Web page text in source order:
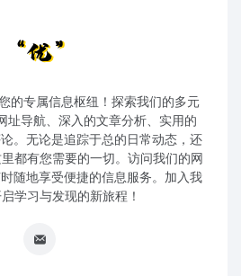
的专属信息枢纽！探索我们的多元
址导航、深入的文章分析、实用的
。无论是追踪于总的日常动态，还
都有您需要的一切。访问我们的网
随地享受便捷的信息服务。加入我
学习与发现的新旅程！